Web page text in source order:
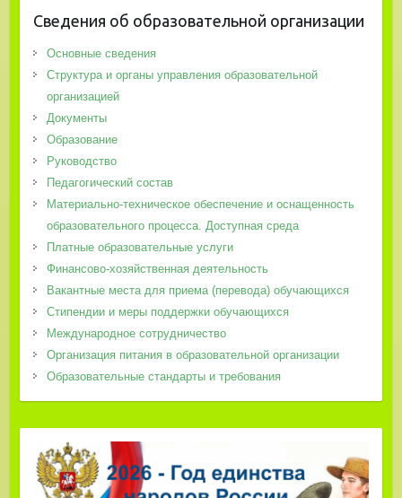
Сведения об образовательной организации
Основные сведения
Структура и органы управления образовательной
организацией
Документы
Образование
Руководство
Педагогический состав
Материально-техническое обеспечение и оснащенность
образовательного процесса. Доступная среда
Платные образовательные услуги
Финансово-хозяйственная деятельность
Вакантные места для приема (перевода) обучающихся
Стипендии и меры поддержки обучающихся
Международное сотрудничество
Организация питания в образовательной организации
Образовательные стандарты и требования